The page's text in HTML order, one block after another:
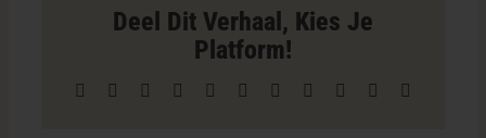
Eureka
Deel Dit Verhaal, Kies Je
Platform!
Facebook Reddit LinkedInWhatsAppTelegram
TumblrPinterest Xing